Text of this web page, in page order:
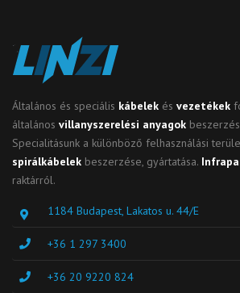
Általános és speciális kábelek és vezetékek
általános villanyszerelési anyagok
Specialitásunk a különböző felhasználási
spirálkábelek beszerzése, gyártatása.
raktárról.
1184 Budapest, Lakatos u. 44/E
+36 1 297 3400
+36 20 9220 824